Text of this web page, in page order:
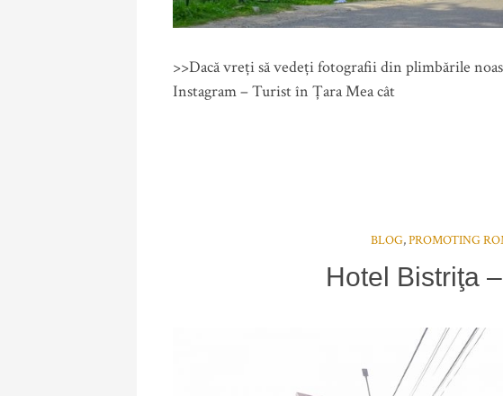
>>Dacă vreți să vedeți fotografii din plimbările
Instagram – Turist în Țara Mea cât
BLOG,PROMOTING
Hotel Bistriţa